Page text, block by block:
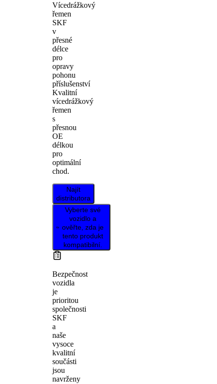
Vícedrážkový
řemen
SKF
v
přesné
délce
pro
opravy
pohonu
příslušenství
Kvalitní
vícedrážkový
řemen
s
přesnou
OE
délkou
pro
optimální
chod.
Najít
distributora
Vyberte své
vozidlo a
ověřte, zda je
tento produkt
kompatibilní.
Bezpečnost
vozidla
je
prioritou
společnosti
SKF
a
naše
vysoce
kvalitní
součásti
jsou
navrženy